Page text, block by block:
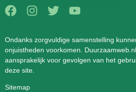
Ondanks zorgvuldige samenstelling
onjuistheden voorkomen.
aansprakelijk voor gevolgen van het
deze site.
Sitemap